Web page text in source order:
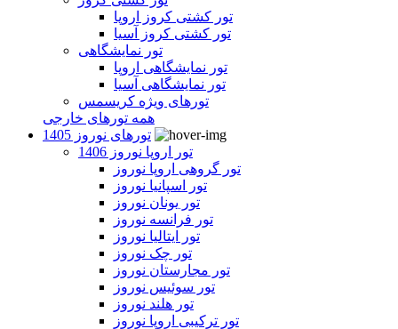
تور کشتی کروز اروپا
تور کشتی کروز آسیا
تور نمایشگاهی
تور نمایشگاهی اروپا
تور نمایشگاهی آسیا
تورهای ویژه کریسمس
همه تورهای خارجی
تورهای نوروز 1405
تور اروپا نوروز 1406
تور گروهی اروپا نوروز
تور اسپانیا نوروز
تور یونان نوروز
تور فرانسه نوروز
تور ایتالیا نوروز
تور چک نوروز
تور مجارستان نوروز
تور سوئیس نوروز
تور هلند نوروز
تور ترکیبی اروپا نوروز